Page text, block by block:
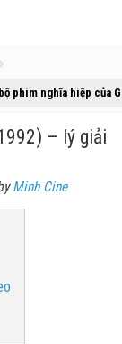
phim nghĩa hiệp của
– lý giải
Minh Cine